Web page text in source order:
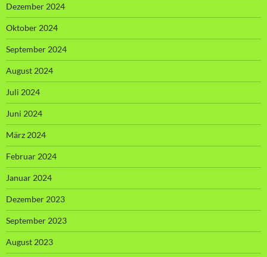
Dezember 2024
Oktober 2024
September 2024
August 2024
Juli 2024
Juni 2024
März 2024
Februar 2024
Januar 2024
Dezember 2023
September 2023
August 2023